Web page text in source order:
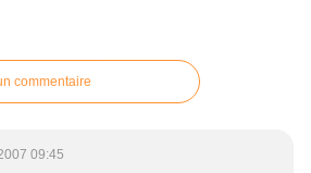
commentaire
09:45